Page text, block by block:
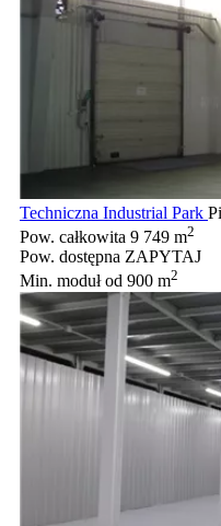
Techniczna Industrial Park
Pow. całkowita 9 749 m2
Pow. dostępna ZAPYTAJ
Min. modułod 900 m2